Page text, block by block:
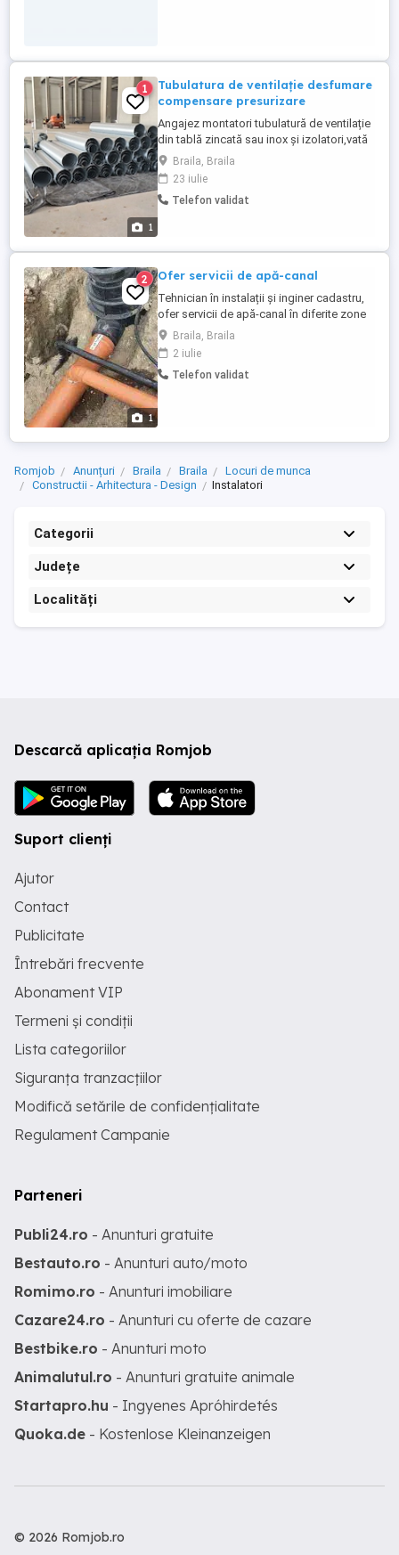
1
1
Tubulatura de ventilație desfumare
compensare presurizare
Angajez montatori tubulatură de ventilație
din tablă zincată sau inox și izolatori,vată
cașerată,vată pirorok,conlit și armaflex.
Angajez și tineri absolvenți cu diplomă de
instalatori, cu chef de muncă!!! Este o
meserie ușoară, curată și de viitor! Postul
Braila, Braila
23 iulie
Telefon validat
1
2 Ofer servicii de apă-canal
Tehnician în instalații și inginer cadastru,
ofer servicii de apă-canal în diferite zone
ale țării. Experiență de 4-5 ani, în județele
Brașov, Buzău. Caut angajator.
Braila, Braila
2 iulie
Telefon validat
Romjob Anunțuri Braila Braila
Locuri de munca
Constructii - Arhitectura - Design
Instalatori
Categorii
Județe
Localități
Descarcă aplicația Romjob
Suport clienți
Ajutor
Contact
Publicitate
Întrebări frecvente
Abonament VIP
Termeni și condiții
Lista categoriilor
Siguranța tranzacțiilor
Modifică setările de confidențialitate
Regulament Campanie
Parteneri
Publi24.ro - Anunturi gratuite
Bestauto.ro - Anunturi auto/moto
Romimo.ro - Anunturi imobiliare
Cazare24.ro - Anunturi cu oferte de cazare
Bestbike.ro - Anunturi moto
Animalutul.ro - Anunturi gratuite animale
Startapro.hu - Ingyenes Apróhirdetés
Quoka.de - Kostenlose Kleinanzeigen
© 2026 Romjob.ro